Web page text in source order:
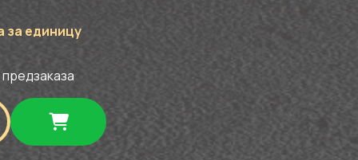
за единицу